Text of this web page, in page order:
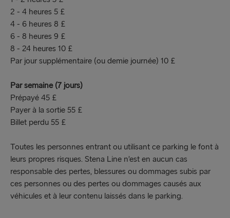
2 - 4 heures 5 £
4 - 6 heures 8 £
6 - 8 heures 9 £
8 - 24 heures 10 £
Par jour supplémentaire (ou demie journée) 10 £
Par semaine (7 jours)
Prépayé 45 £
Payer à la sortie 55 £
Billet perdu 55 £
Toutes les personnes entrant ou utilisant ce parking le font à
leurs propres risques. Stena Line n’est en aucun cas
responsable des pertes, blessures ou dommages subis par
ces personnes ou des pertes ou dommages causés aux
véhicules et à leur contenu laissés dans le parking.